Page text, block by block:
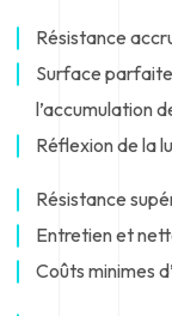
Résistance
Surface
l’accumulation
Réflexion de la
Résistance
Entretien et
Coûts minimes